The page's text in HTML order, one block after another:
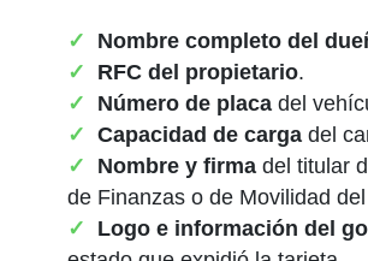
Nombre completo del
RFC del propietario.
Número de placa del
Capacidad de carga del
Nombre y firma del titular
de Finanzas o de Movilidad
Logo e información del